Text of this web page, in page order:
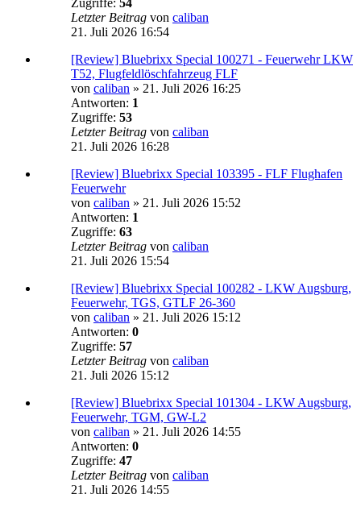
Zugriffe: 54
Letzter Beitrag von caliban
21. Juli 2026 16:54
[Review] Bluebrixx Special 100271 - Feuerwehr LKW
T52, Flugfeldlöschfahrzeug FLF
von caliban » 21. Juli 2026 16:25
Antworten: 1
Zugriffe: 53
Letzter Beitrag von caliban
21. Juli 2026 16:28
[Review] Bluebrixx Special 103395 - FLF Flughafen
Feuerwehr
von caliban » 21. Juli 2026 15:52
Antworten: 1
Zugriffe: 63
Letzter Beitrag von caliban
21. Juli 2026 15:54
[Review] Bluebrixx Special 100282 - LKW Augsburg,
Feuerwehr, TGS, GTLF 26-360
von caliban » 21. Juli 2026 15:12
Antworten: 0
Zugriffe: 57
Letzter Beitrag von caliban
21. Juli 2026 15:12
[Review] Bluebrixx Special 101304 - LKW Augsburg,
Feuerwehr, TGM, GW-L2
von caliban » 21. Juli 2026 14:55
Antworten: 0
Zugriffe: 47
Letzter Beitrag von caliban
21. Juli 2026 14:55